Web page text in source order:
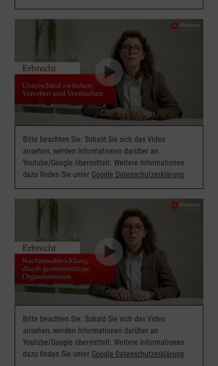
Bitte beachten Sie: Sobald Sie sich das Video
ansehen, werden Informationen darüber an
Youtube/Google übermittelt. Weitere Informationen
dazu finden Sie unter Google Datenschutzerklärung.
Bitte beachten Sie: Sobald Sie sich das Video
ansehen, werden Informationen darüber an
Youtube/Google übermittelt. Weitere Informationen
dazu finden Sie unter Google Datenschutzerklärung.